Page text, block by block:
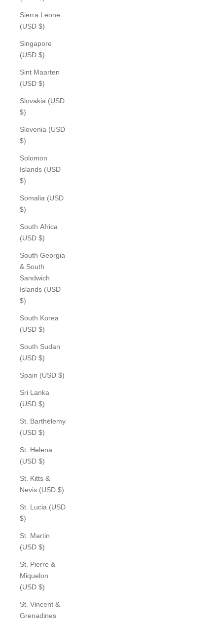
Sierra Leone
(USD $)
Singapore
(USD $)
Sint Maarten
(USD $)
Slovakia (USD
$)
Slovenia (USD
$)
Solomon
Islands (USD
$)
Somalia (USD
$)
South Africa
(USD $)
South Georgia
& South
Sandwich
Islands (USD
$)
South Korea
(USD $)
South Sudan
(USD $)
Spain (USD $)
Sri Lanka
(USD $)
St. Barthélemy
(USD $)
St. Helena
(USD $)
St. Kitts &
Nevis (USD $)
St. Lucia (USD
$)
St. Martin
(USD $)
St. Pierre &
Miquelon
(USD $)
St. Vincent &
Grenadines